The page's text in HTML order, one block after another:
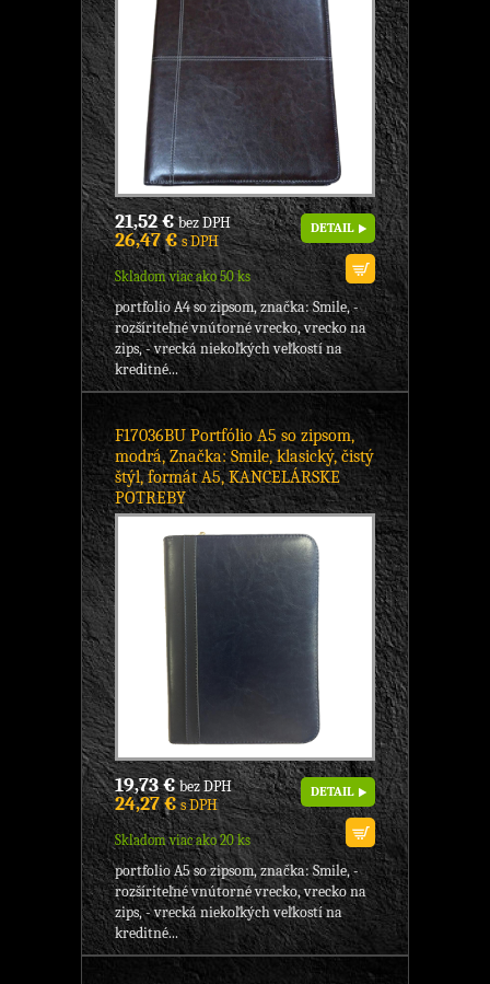
21,52 €bez DPH
26,47 €s DPH
Skladom viac ako 50 ks
DETAIL
portfolio A4 so zipsom, značka: Smile, -
rozšíriteľné vnútorné vrecko, vrecko na
zips, - vrecká niekoľkých veľkostí na
kreditné...
F17036BU Portfólio A5 so zipsom,
modrá, Značka: Smile, klasický, čistý
štýl, formát A5, KANCELÁRSKE
POTREBY
19,73 €bez DPH
24,27 €s DPH
Skladom viac ako 20 ks
DETAIL
portfolio A5 so zipsom, značka: Smile, -
rozšíriteľné vnútorné vrecko, vrecko na
zips, - vrecká niekoľkých veľkostí na
kreditné...